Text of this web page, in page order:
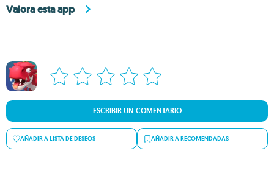
Valora esta app
ESCRIBIR UN COMENTARIO
AÑADIR A LISTA DE DESEOS AÑADIR A RECOMENDADAS